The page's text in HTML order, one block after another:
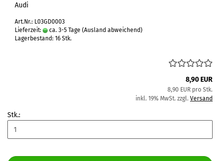
Audi
Art.Nr.: L03GD0003
Lieferzeit:
ca. 3-5 Tage (Ausland abweichend)
Lagerbestand: 16 Stk.
8,90 EUR
8,90 EUR pro Stk.
inkl. 19% MwSt. zzgl. Versand
Stk.: